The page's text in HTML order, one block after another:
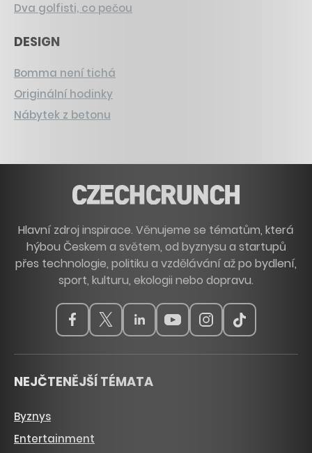
Dva golfisti, co pečou
DESIGN
Bomma není tichá
Originální hodinky
Nábytek z betonu
Hlavní zdroj inspirace. Věnujeme se tématům, která
hýbou Českem a světem, od byznysu a startupů
přes technologie, politiku a vzdělávání až po bydlení,
sport, kulturu, ekologii nebo dopravu.
NEJČTENĚJŠÍ TÉMATA
Byznys
Entertainment